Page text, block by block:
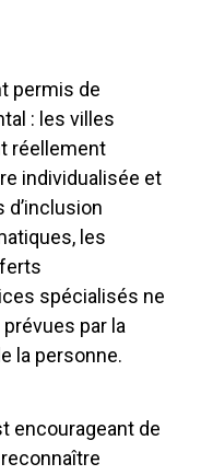
permis de
: les villes
réellement
individualisée et
les
spécialisés ne
par la
la personne.
encourageant de
reconnaître